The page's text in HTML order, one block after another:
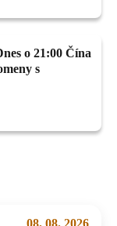
o 21:00 Čína
s
08. 08. 2026